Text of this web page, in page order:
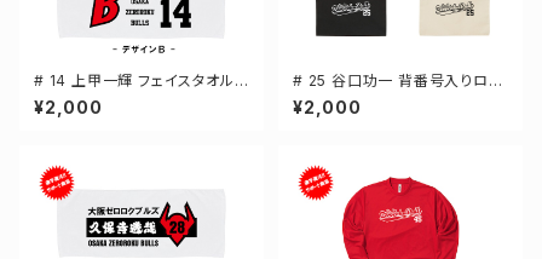
# 14 上甲一輝 フェイスタオル
選手還元 2デザイン FT0144
¥2,000
# 25 谷口功一 背番号入りロゴ
キャンバスサコッシュ 選手還元
2カラー 001461
¥2,000